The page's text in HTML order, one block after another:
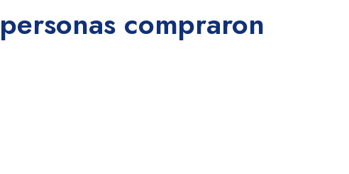
compraron